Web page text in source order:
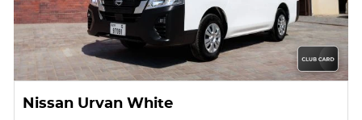
Nissan Urvan White